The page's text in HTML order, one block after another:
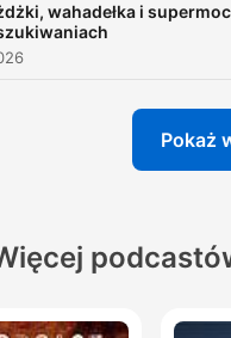
wahadełka i
Pokaż